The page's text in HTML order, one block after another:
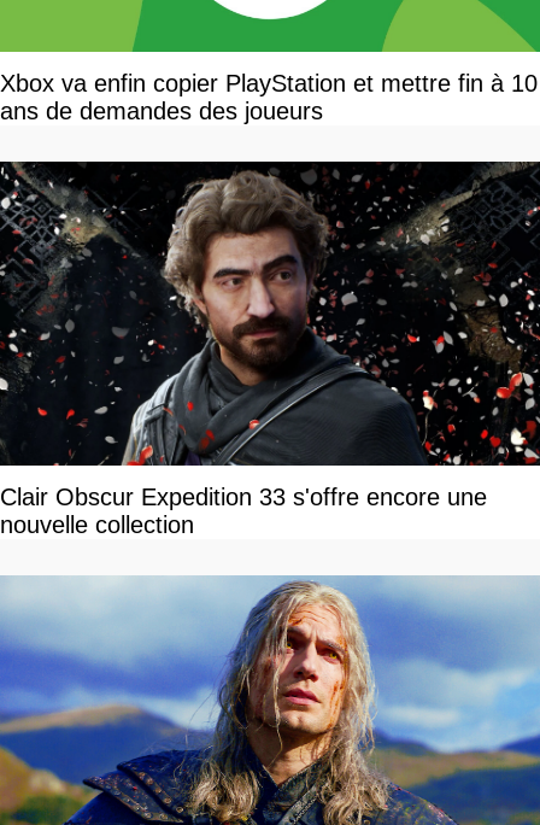
Xbox va enfin copier PlayStation et mettre fin à 10
ans de demandes des joueurs
Clair Obscur Expedition 33 s'offre encore une
nouvelle collection